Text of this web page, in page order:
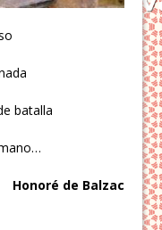
batalla
Honoré de Balzac